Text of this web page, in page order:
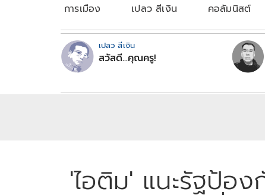
การเมือง เปลว สีเงิน คอลัมนิสต์
เปลว สีเงิน
สวัสดี...คุณครู!
'ไอติม' แนะรัฐป้อ